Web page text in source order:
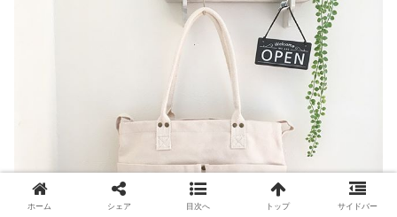
ホーム シェア 目次へ トップ サイドバー